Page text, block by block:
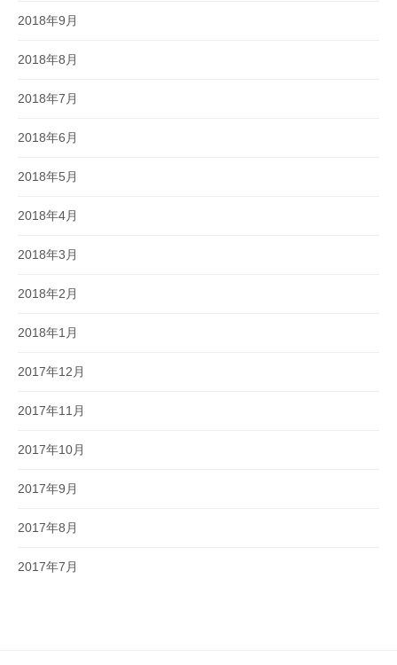
2018年9月
2018年8月
2018年7月
2018年6月
2018年5月
2018年4月
2018年3月
2018年2月
2018年1月
2017年12月
2017年11月
2017年10月
2017年9月
2017年8月
2017年7月